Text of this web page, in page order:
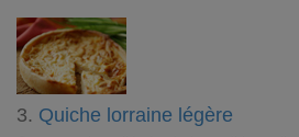
3. Quiche lorraine légère